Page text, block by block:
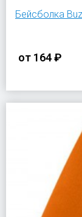
Бейсболка
от 164 ₽